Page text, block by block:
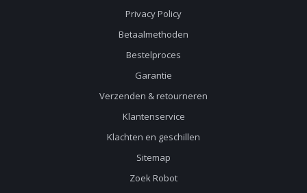
Privacy Policy
Betaalmethoden
Bestelproces
Garantie
Verzenden & retourneren
Klantenservice
Klachten en geschillen
Sitemap
Zoek Robot